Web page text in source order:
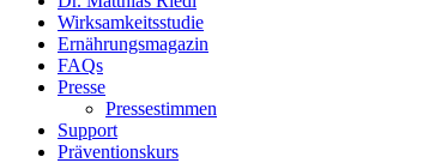
Wirksamkeitsstudie
Ernährungsmagazin
FAQs
Presse
Pressestimmen
Support
Präventionskurs